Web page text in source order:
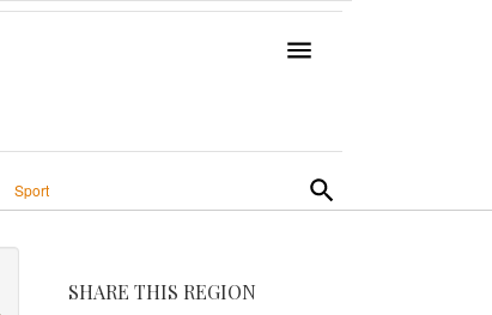
Sport
SHARE THIS REGION